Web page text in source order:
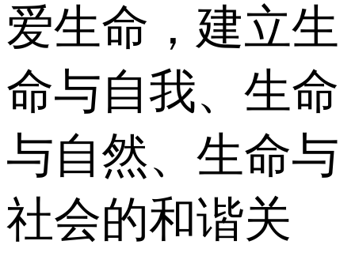
爱生命，建立生
命与自我、生命
与自然、生命与
社会的和谐关